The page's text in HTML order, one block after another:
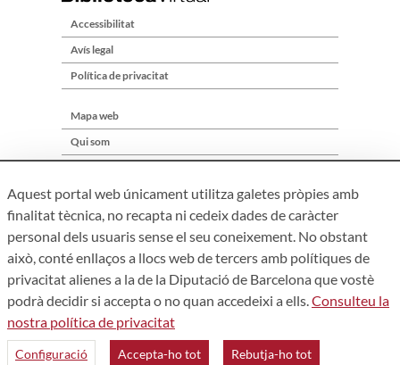
Accessibilitat
Avís legal
Política de privacitat
Mapa web
Qui som
Àrea de Cultura – Gerència de Serveis de Biblioteques. Zamora,
73. 08018 Barcelona. Tel: 934 022 241
Aquest portal web únicament utilitza galetes pròpies amb
finalitat tècnica, no recapta ni cedeix dades de caràcter
personal dels usuaris sense el seu coneixement. No obstant
això, conté enllaços a llocs web de tercers amb polítiques de
privacitat alienes a la de la Diputació de Barcelona que vostè
podrà decidir si accepta o no quan accedeixi a ells.Consulteu la
nostra política de privacitat
Configuració Accepta-ho tot Rebutja-ho tot